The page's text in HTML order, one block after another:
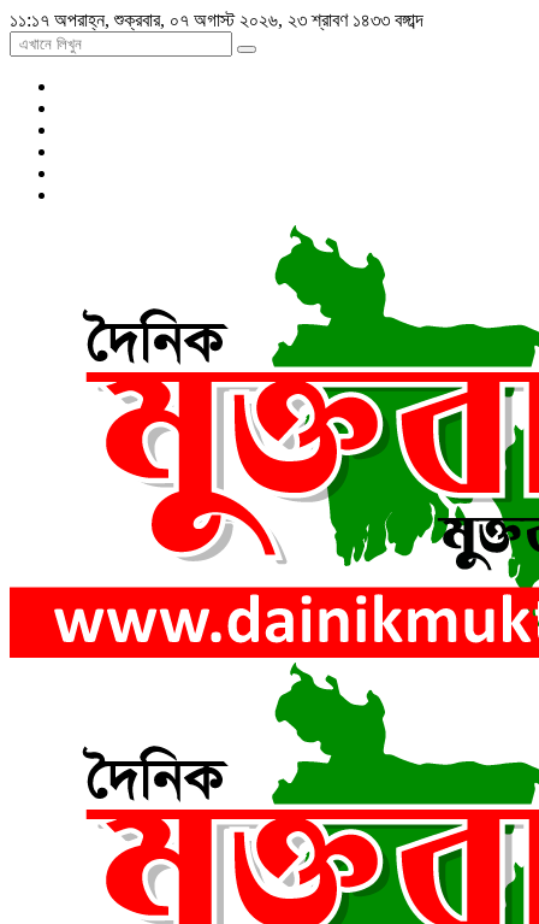
১১:১৭ অপরাহ্ন, শুক্রবার, ০৭ অগাস্ট ২০২৬, ২৩ শ্রাবণ ১৪৩৩ বঙ্গাব্দ